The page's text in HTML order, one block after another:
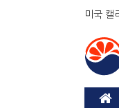
미국 캘